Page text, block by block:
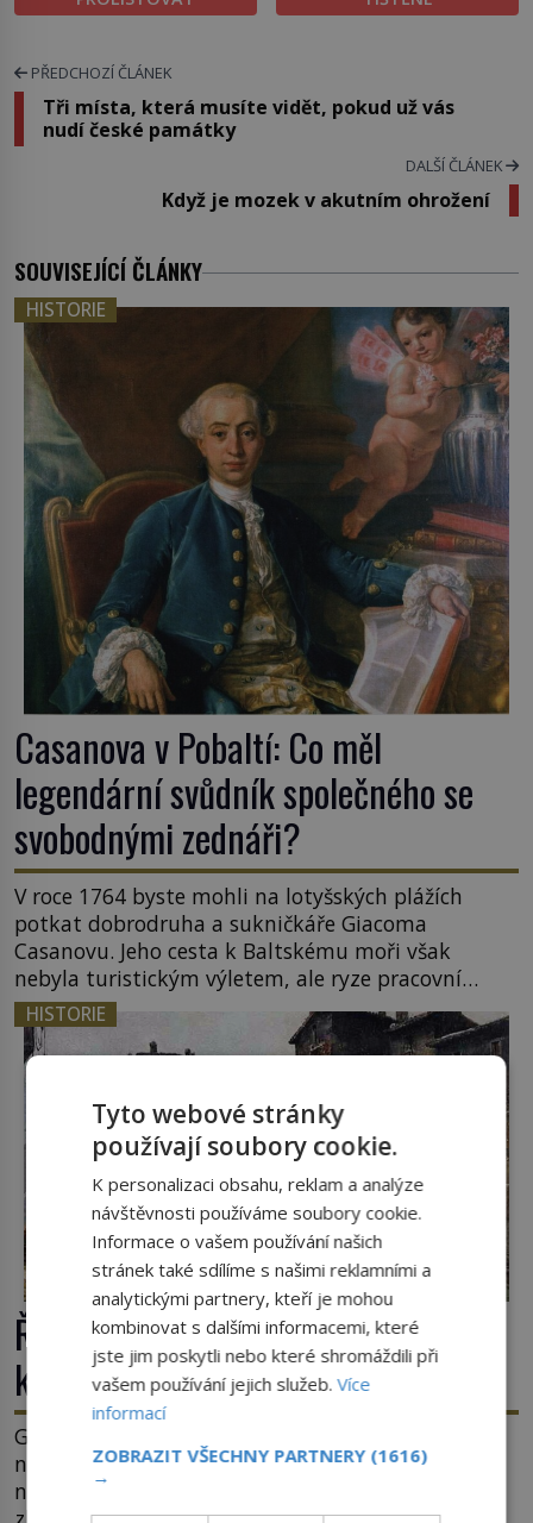
PŘEDCHOZÍ ČLÁNEK
Tři místa, která musíte vidět, pokud už vás
nudí české památky
DALŠÍ ČLÁNEK
Když je mozek v akutním ohrožení
SOUVISEJÍCÍ ČLÁNKY
HISTORIE
Casanova v Pobaltí: Co měl
legendární svůdník společného se
svobodnými zednáři?
V roce 1764 byste mohli na lotyšských plážích
potkat dobrodruha a sukničkáře Giacoma
Casanovu. Jeho cesta k Baltskému moři však
nebyla turistickým výletem, ale ryze pracovní
cestou se zištnými úmysly. Jaký cíl Casanova
sledoval, když se například procházel uličkami
lotyšské Rigy? Casanova v Pobaltí kontaktoval
tamní zednářské lóže. Nebyl v této oblasti žádným
nováčkem, protože do zednářské […]
HISTORIE
Římské ghetto: Místo, kam papež
kamenem dohodil
Ghetto je část města, kde musí žít, většinou
nedobrovolně, náboženská, rasová nebo
národnostní menšina obyvatel. Bohaté historické
Tyto webové stránky
používají soubory cookie.
K personalizaci obsahu, reklam a analýze
návštěvnosti používáme soubory cookie.
Informace o vašem používání našich
stránek také sdílíme s našimi reklamními a
analytickými partnery, kteří je mohou
kombinovat s dalšími informacemi, které
jste jim poskytli nebo které shromáždili při
vašem používání jejich služeb.Více
informací
ZOBRAZIT VŠECHNY PARTNERY (1616)
→